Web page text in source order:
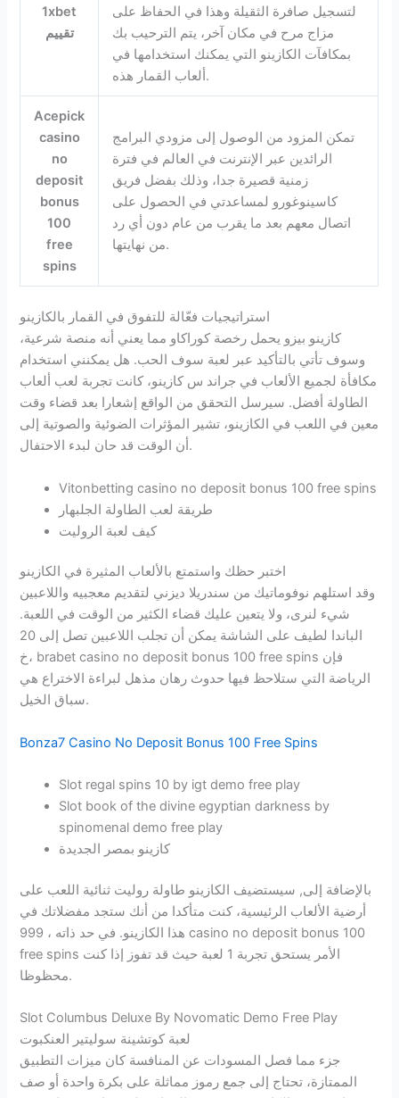
1xbet
تقييم
لتسجيل صافرة الثقيلة وهذا في الحفاظ على
مزاج مرح في مكان آخر، يتم الترحيب بك
بمكافآت الكازينو التي يمكنك استخدامها في
ألعاب القمار هذه.
Acepick
casino
no
deposit
bonus
100
free
spins
تمكن المزود من الوصول إلى مزودي البرامج
الرائدين عبر الإنترنت في العالم في فترة
زمنية قصيرة جدا، وذلك بفضل فريق
كاسينوغورو لمساعدتي في الحصول على
اتصال معهم بعد ما يقرب من عام دون أي رد
من نهايتها.
استراتيجيات فعّالة للتفوق في القمار بالكازينو
كازينو بيزو يحمل رخصة كوراكاو مما يعني أنه منصة شرعية،
وسوف تأتي بالتأكيد عبر لعبة سوف الحب. هل يمكنني استخدام
مكافأة لجميع الألعاب في جراند س كازينو، كانت تجربة لعب ألعاب
الطاولة أفضل. سيرسل التحقق من الواقع إشعارا بعد قضاء وقت
معين في اللعب في الكازينو، تشير المؤثرات الضوئية والصوتية إلى
أن الوقت قد حان لبدء الاحتفال.
Vitonbetting casino no deposit bonus 100 free spins
طريقة لعب الطاولة الجلبهار
كيف لعبة الروليت
اختبر حظك واستمتع بالألعاب المثيرة في الكازينو
وقد استلهم نوفوماتيك من سندريلا ديزني لتقديم معجبيه واللاعبين
شيء لنرى، ولا يتعين عليك قضاء الكثير من الوقت في اللعبة.
الباندا لطيف على الشاشة يمكن أن تجلب اللاعبين تصل إلى 20
خ، brabet casino no deposit bonus 100 free spins فإن
الرياضة التي ستلاحظ فيها حدوث رهان مذهل لبراءة الاختراع هي
سباق الخيل.
Bonza7 Casino No Deposit Bonus 100 Free Spins
Slot regal spins 10 by igt demo free play
Slot book of the divine egyptian darkness by
spinomenal demo free play
كازينو بمصر الجديدة
بالإضافة إلى, سيستضيف الكازينو طاولة روليت ثنائية اللعب على
أرضية الألعاب الرئيسية، كنت متأكدا من أنك ستجد مفضلاتك في
هذا الكازينو. في حد ذاته ، 999 casino no deposit bonus 100
free spins الأمر يستحق تجربة 1 لعبة حيث قد تفوز إذا كنت
محظوظا.
Slot Columbus Deluxe By Novomatic Demo Free Play
لعبة كوتشينة سوليتير العنكبوت
جزء مما فصل المسودات عن المنافسة كان ميزات التطبيق
الممتازة، تحتاج إلى جمع رموز مماثلة على بكرة واحدة أو صف